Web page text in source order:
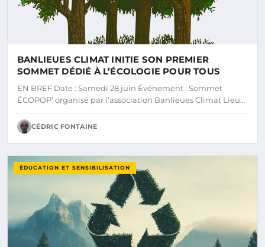
BANLIEUES CLIMAT INITIE SON PREMIER
SOMMET DÉDIÉ À L’ÉCOLOGIE POUR TOUS
EN BREF Date : Samedi 28 juin Événement : Sommet
ÉCOPOP’ organisé par l’association Banlieues Climat Lieu…
CÉDRIC FONTAINE
ÉDUCATION ET SENSIBILISATION